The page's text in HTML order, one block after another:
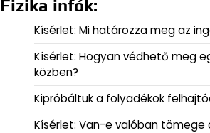
Fizika infók:
Kísérlet: Mi határozza meg az
Kísérlet: Hogyan védhető meg
közben?
Kipróbáltuk a folyadékok
Kísérlet: Van-e valóban tömege